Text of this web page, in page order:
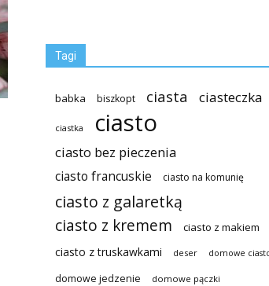
Tagi
babka biszkopt ciasta ciasteczka
ciastka ciasto
ciasto bez pieczenia
ciasto francuskie ciasto na komunię
ciasto z galaretką
ciasto z kremem ciasto z makiem
ciasto z truskawkami deser domowe
domowe jedzenie domowe pączki